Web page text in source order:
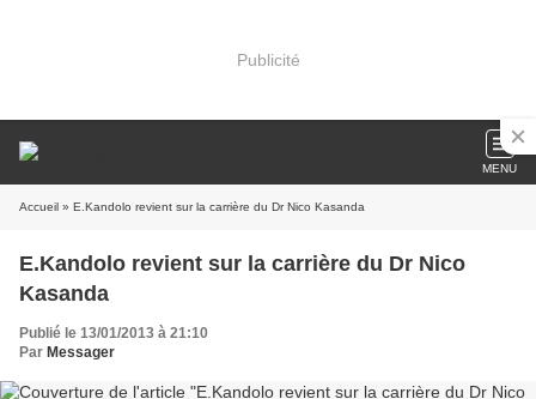
Publicité
MENU
Accueil » E.Kandolo revient sur la carrière du Dr Nico Kasanda
E.Kandolo revient sur la carrière du Dr Nico
Kasanda
Publié le 13/01/2013 à 21:10
Par Messager